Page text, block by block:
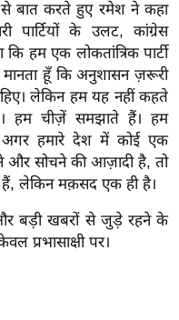
बात करते हुए रमेश ने कहा
के उलट, कांग्रेस
हम एक लोकतांत्रिक पार्टी
हूँ कि अनुशासन ज़रूरी
लेकिन हम यह नहीं कहते
हम चीज़ें समझाते हैं। हम
अगर हमारे देश में कोई एक
और सोचने की आज़ादी है, तो
हैं, लेकिन मक़सद एक ही है।
बड़ी खबरों से जुड़े रहने के
प्रभासाक्षी पर।